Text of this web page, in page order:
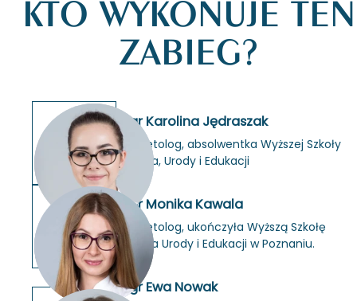
KTO WYKONUJE TEN
ZABIEG?
mgr Karolina Jędraszak
ko­sme­to­log, ab­sol­went­ka Wyż­szej Szko­ły
Zdro­wia, Urody i Edu­ka­cji
mgr Monika Kawala
ko­sme­to­log, ukoń­czy­ła Wyż­szą Szko­łę
Zdro­wia Urody i Edu­ka­cji w Po­zna­niu.
mgr Ewa Nowak